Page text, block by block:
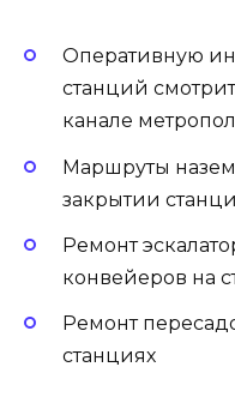
Оперативную
станций
канале
Маршруты
закрытии
Ремонт
конвейеров на
Ремонт
станциях